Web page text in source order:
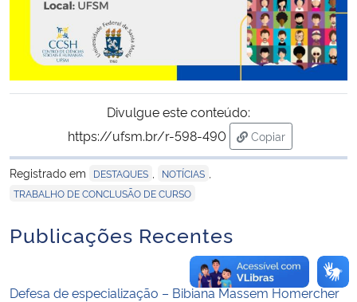
Gabinete de Segurança Institucional
Advocacia-Geral da União
Banco Central do BrasilDivulgue este conteúdo:
https://ufsm.br/r-598-490
Copiar
para área de
Registrado em
DESTAQUES NOTÍCIAS
TRABALHO DE CONCLUSÃO DE CURSO
Publicações Recentes
Defesa de especialização – Bibiana Massem Homercher